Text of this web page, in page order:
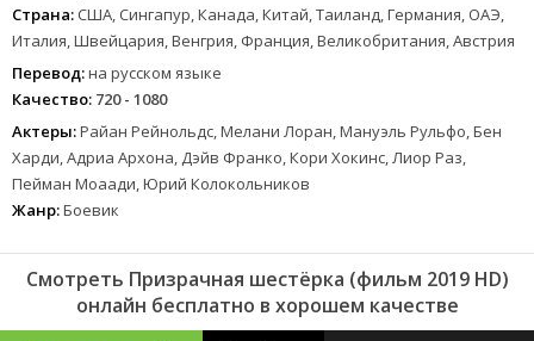
Страна: США, Сингапур, Канада, Китай, Таиланд, Германия, ОАЭ,
Италия, Швейцария, Венгрия, Франция, Великобритания, Австрия
Перевод:на русском языке
Качество: 720 - 1080
Актеры:Райан Рейнольдс, Мелани Лоран, Мануэль Рульфо, Бен
Харди, Адриа Архона, Дэйв Франко, Кори Хокинс, Лиор Раз,
Пейман Моаади, Юрий Колокольников
Жанр:Боевик
Смотреть Призрачная шестёрка (фильм 2019 HD)
онлайн бесплатно в хорошем качестве